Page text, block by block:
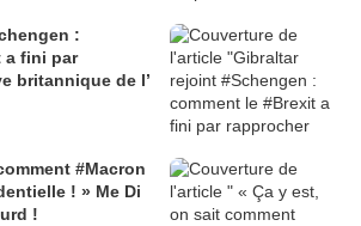
:
a fini par
britannique de l’
#Macron
! » Me Di
!